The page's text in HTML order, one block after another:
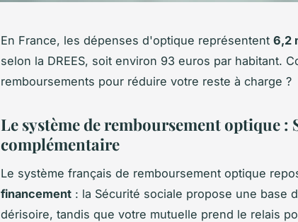
En France, les dépenses d'optique représentent 6,2
selon la DREES, soit environ 93 euros par habitant.
remboursements pour réduire votre reste à charge ?
Le système de remboursement optique :
complémentaire
Le système français de remboursement optique
financement : la Sécurité sociale propose une base
dérisoire, tandis que votre mutuelle prend le relais